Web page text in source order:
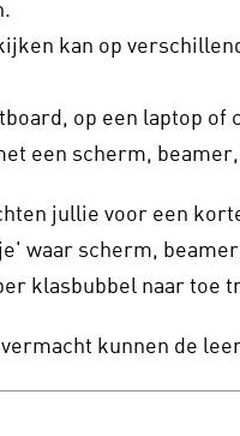
kan op
op een laptop
een scherm,
jullie voor een
waar scherm,
klasbubbel naar toe
kunnen de